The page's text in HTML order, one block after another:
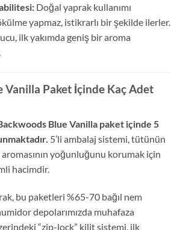
Doğal yaprak kullanımı
yapmaz, istikrarlı bir şekilde ilerler.
ilk yakımda geniş bir aroma
Vanilla Paket İçinde Kaç Adet
Blue Vanilla paket içinde 5
5’li ambalaj sistemi, tütünün
yoğunluğunu korumak için
hacimdir.
bu paketleri %65-70 bağıl nem
depolarımızda muhafaza
“zip-lock” kilit sistemi, ilk